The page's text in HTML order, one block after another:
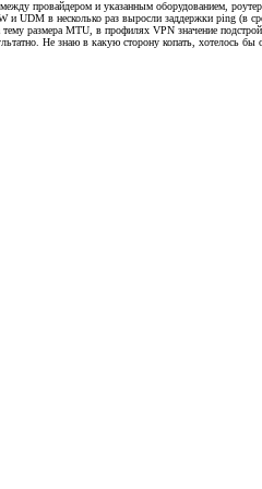
провайдером и указанным оборудованием,
в несколько раз выросли заддержки ping (в
размера MTU, в профилях VPN значение
Не знаю в какую сторону копать, хотелось